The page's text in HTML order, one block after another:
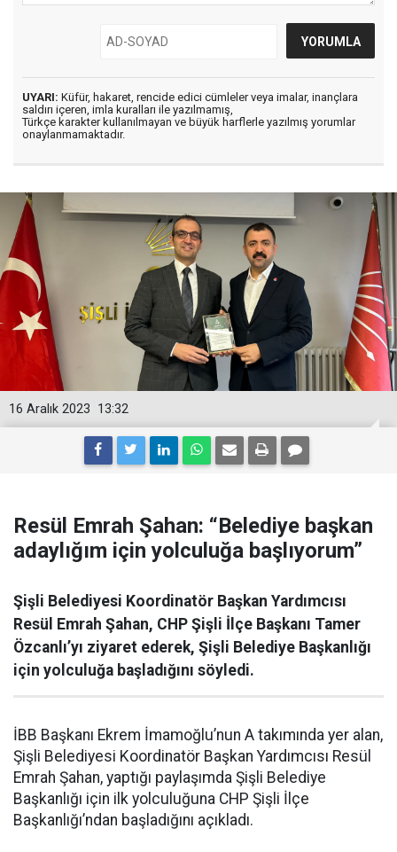
UYARI: Küfür, hakaret, rencide edici cümleler veya imalar, inançlara
saldırı içeren, imla kuralları ile yazılmamış,
Türkçe karakter kullanılmayan ve büyük harflerle yazılmış yorumlar
onaylanmamaktadır.
13:32
16 Aralık 2023
Resül Emrah Şahan: “Belediye başkan
adaylığım için yolculuğa başlıyorum”
Şişli Belediyesi Koordinatör Başkan Yardımcısı
Resül Emrah Şahan, CHP Şişli İlçe Başkanı Tamer
Özcanlı’yı ziyaret ederek, Şişli Belediye Başkanlığı
için yolculuğa başladığını söyledi.
İBB Başkanı Ekrem İmamoğlu’nun A takımında yer alan,
Şişli Belediyesi Koordinatör Başkan Yardımcısı Resül
Emrah Şahan, yaptığı paylaşımda Şişli Belediye
Başkanlığı için ilk yolculuğuna CHP Şişli İlçe
Başkanlığı’ndan başladığını açıkladı.